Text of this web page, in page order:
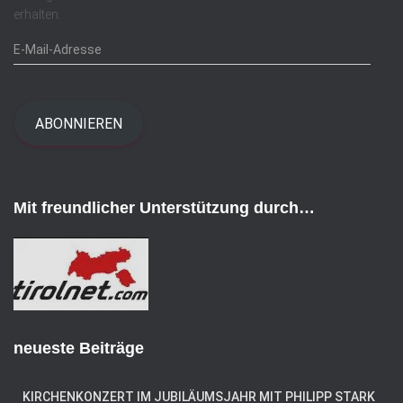
erhalten.
E
-
d
e
s
e
ABONNIEREN
Mit freundlicher Unterstützung durch…
neueste Beiträge
KIRCHENKONZERT IM JUBILÄUMSJAHR MIT PHILIPP STARK